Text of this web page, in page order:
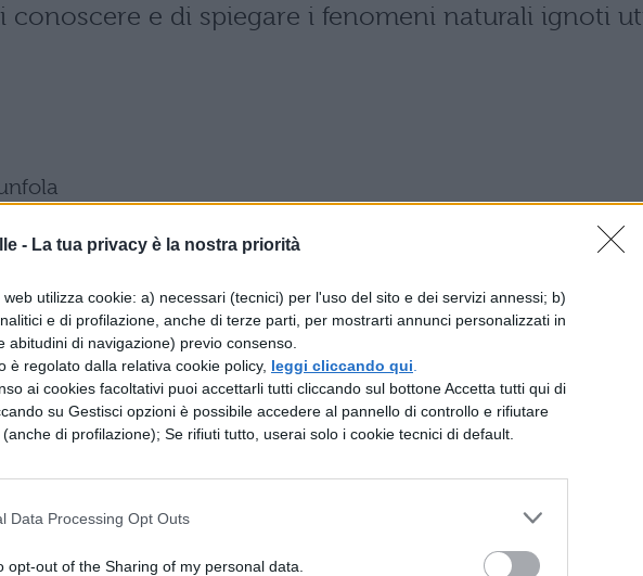
- La tua privacy è la nostra priorità
utilizza cookie: a) necessari (tecnici) per l'uso del sito e dei servizi annessi; b)
e di profilazione, anche di terze parti, per mostrarti annunci personalizzati in
abitudini di navigazione) previo consenso.
è regolato dalla relativa cookie policy, leggi cliccando qui
ai cookies facoltativi puoi accettarli tutti cliccando sul bottone Accetta tutti qui di
su Gestisci opzioni è possibile accedere al pannello di controllo e rifiutare
di profilazione); Se rifiuti tutto, userai solo i cookie tecnici di default.
Data Processing Opt Outs
opt-out of the Sharing of my personal data.
conoscere e di spiegare i fenomeni naturali ignoti
"Premio Maturità 2007"
secondo la ragione
il bisogno di conoscere e di spiegare i fenomeni
il contenuto